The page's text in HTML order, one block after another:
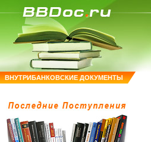
ВНУТРИБАНКОВСКИЕ ДОКУМЕНТЫ